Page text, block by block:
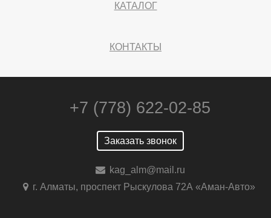
КАТАЛОГ
КОНТАКТЫ
+7 (778) 622-02-85
Заказать звонок
kag_alm@mail.ru
г. Алматы, проспект Рыскулова 72А «Аман-Авто»